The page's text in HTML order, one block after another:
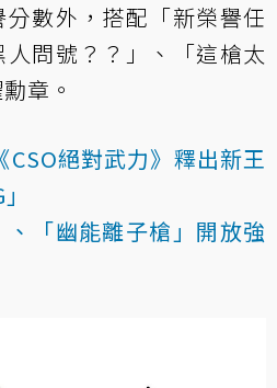
數外，搭配「新榮譽任
問號？？」、「這槍太
章。
絕對武力》釋出新王
「幽能離子槍」開放強